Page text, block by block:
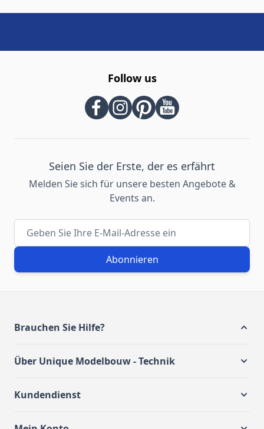
Follow us
Seien Sie der Erste, der es erfährt
Melden Sie sich für unsere besten Angebote &
Events an.
E-Mail-Adresse
Abonnieren
Brauchen Sie Hilfe?
Über Unique Modelbouw - Technik
Kundendienst